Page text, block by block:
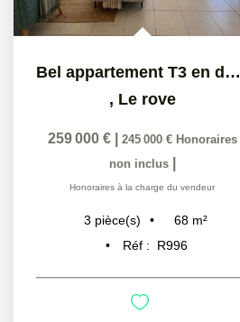
Bel appartement T3 en dernier étage avec terrasse
, Le rove
259 000 € 245 000 € Honoraires
non inclus
Honoraires à la charge du vendeur
3 pièce(s) 68 m²
Réf :
R996